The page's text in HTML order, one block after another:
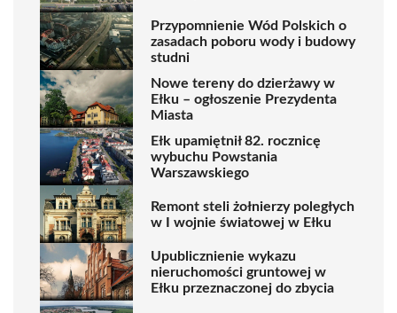
Przypomnienie Wód Polskich o
zasadach poboru wody i budowy
studni
Nowe tereny do dzierżawy w
Ełku – ogłoszenie Prezydenta
Miasta
Ełk upamiętnił 82. rocznicę
wybuchu Powstania
Warszawskiego
Remont steli żołnierzy poległych
w I wojnie światowej w Ełku
Upublicznienie wykazu
nieruchomości gruntowej w
Ełku przeznaczonej do zbycia